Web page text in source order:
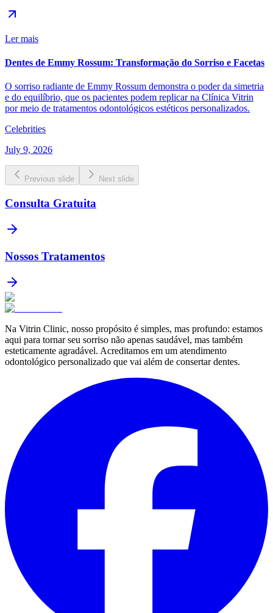
Ler mais
Dentes de Emmy Rossum: Transformação do Sorriso e Facetas
O sorriso radiante de Emmy Rossum demonstra o poder da simetria
e do equilíbrio, que os pacientes podem replicar na Clínica Vitrin
por meio de tratamentos odontológicos estéticos personalizados.
Celebrities
July 9, 2026
Previous slide Next slide
Consulta Gratuita
Nossos Tratamentos
Na Vitrin Clinic, nosso propósito é simples, mas profundo: estamos
aqui para tornar seu sorriso não apenas saudável, mas também
esteticamente agradável. Acreditamos em um atendimento
odontológico personalizado que vai além de consertar dentes.